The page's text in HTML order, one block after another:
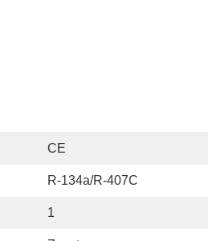
CE
R-134a/R-407C
1